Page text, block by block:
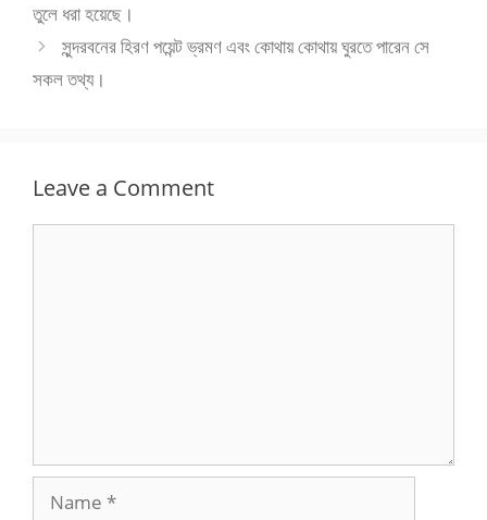
তুলে ধরা হয়েছে।
সুন্দরবনের হিরণ পয়েন্ট ভ্রমণ এবং কোথায় কোথায় ঘুরতে পারেন সে
সকল তথ্য।
Leave a Comment